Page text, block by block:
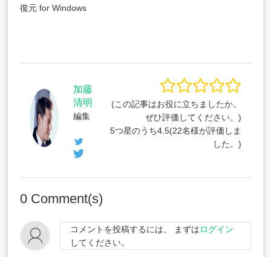
復元for Windows
加藤
清明
編集
(この記事はお役に立ちましたか。
ぜひ評価してください。)
5つ星のうち4.5(22名様が評価しま
した。)
0 Comment(s)
コメントを投稿するには、 まずはログイン
してください。